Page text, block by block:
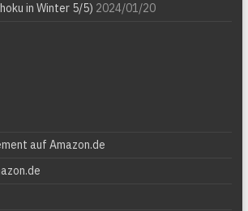
in Winter 5/5) 2024/01/20
auf Amazon.de